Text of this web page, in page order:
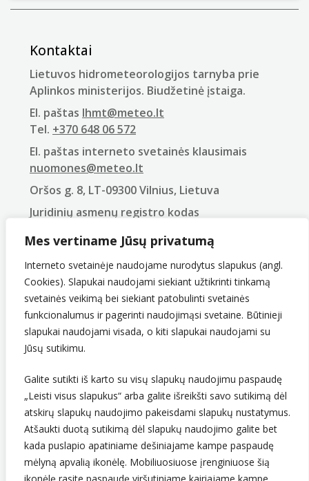
Mes vertiname Jūsų privatumą
Interneto svetainėje naudojame nurodytus slapukus (angl.
Cookies). Slapukai naudojami siekiant užtikrinti tinkamą
svetainės veikimą bei siekiant patobulinti svetainės
funkcionalumus ir pagerinti naudojimąsi svetaine. Būtinieji
slapukai naudojami visada, o kiti slapukai naudojami su
Jūsų sutikimu.
Galite sutikti iš karto su visų slapukų naudojimu paspaudę
„Leisti visus slapukus“ arba galite išreikšti savo sutikimą dėl
atskirų slapukų naudojimo pakeisdami slapukų nustatymus.
Atšaukti duotą sutikimą dėl slapukų naudojimo galite bet
kada puslapio apatiniame dešiniajame kampe paspaudę
mėlyną apvalią ikonėlę. Mobiliuosiuose įrenginiuose šią
Kontaktai
Lietuvos hidrometeorologijos tarnyba prie
Aplinkos ministerijos. Biudžetinė įstaiga.
El. paštas lhmt@meteo.lt
Tel. +370 648 06 572
El. paštas interneto svetainės klausimais
nuomones@meteo.lt
Oršos g. 8, LT-09300 Vilnius, Lietuva
Juridinių asmenų registro kodas
PVM mokėtojo kodas
LT907432416
Sekite mus